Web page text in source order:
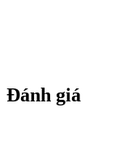
Đánh giá